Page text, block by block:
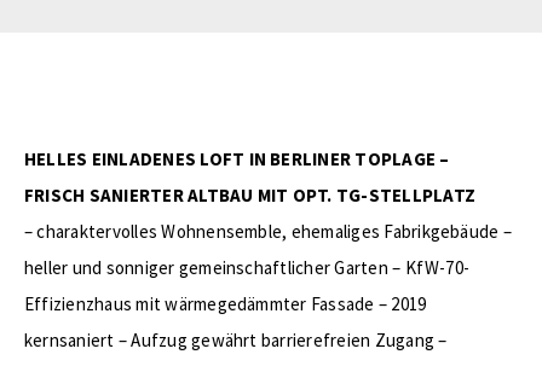
HELLES EINLADENES LOFT IN BERLINER TOPLAGE –
FRISCH SANIERTER ALTBAU MIT OPT. TG-STELLPLATZ
– charaktervolles Wohnensemble, ehemaliges Fabrikgebäude –
heller und sonniger gemeinschaftlicher Garten – KfW-70-
Effizienzhaus mit wärmegedämmter Fassade – 2019
kernsaniert – Aufzug gewährt barrierefreien Zugang –